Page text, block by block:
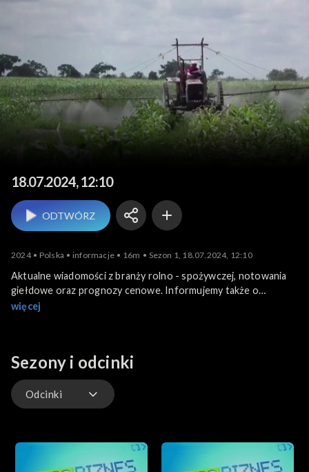
18.07.2024, 12:10
ODTWÓRZ
2024 Polska informacje 16m Sezon 1, 18.07.2024, 12:10
Aktualne wiadomości z branży rolno - spożywczej, notowania
giełdowe oraz prognozy cenowe. Informujemy także o
krajowych i zagranicznych wydarzeniach związanych z
więcej
Sezony i odcinki
Odcinki